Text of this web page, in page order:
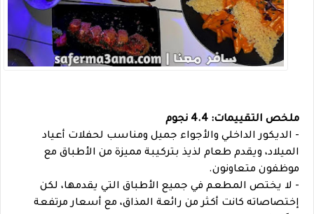
ملخص التقييمات: 4.4 نجوم
- الديكور الداخلي والأجواء جميل ومناسب لحفلات أعياد
الميلاد، ويقدم طعام لذيذ بتركيبة مميزة من الأطباق مع
موظفون متعاونون.
- لا يختص المطعم في جميع الأطباق التي يقدمها، لكن
إختصاصاته كانت أكثر من رائعة المذاق، مع أسعار مرتفعة